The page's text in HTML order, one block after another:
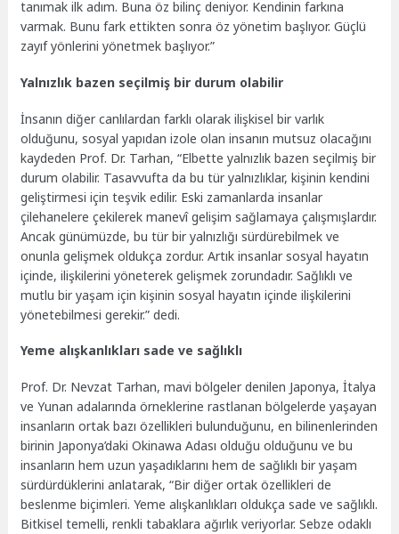
tanımak ilk adım. Buna öz bilinç deniyor. Kendinin farkına
varmak. Bunu fark ettikten sonra öz yönetim başlıyor. Güçlü
zayıf yönlerini yönetmek başlıyor.”
Yalnızlık bazen seçilmiş bir durum olabilir
İnsanın diğer canlılardan farklı olarak ilişkisel bir varlık
olduğunu, sosyal yapıdan izole olan insanın mutsuz olacağını
kaydeden Prof. Dr. Tarhan, “Elbette yalnızlık bazen seçilmiş bir
durum olabilir. Tasavvufta da bu tür yalnızlıklar, kişinin kendini
geliştirmesi için teşvik edilir. Eski zamanlarda insanlar
çilehanelere çekilerek manevî gelişim sağlamaya çalışmışlardır.
Ancak günümüzde, bu tür bir yalnızlığı sürdürebilmek ve
onunla gelişmek oldukça zordur. Artık insanlar sosyal hayatın
içinde, ilişkilerini yöneterek gelişmek zorundadır. Sağlıklı ve
mutlu bir yaşam için kişinin sosyal hayatın içinde ilişkilerini
yönetebilmesi gerekir.” dedi.
Yeme alışkanlıkları sade ve sağlıklı
Prof. Dr. Nevzat Tarhan, mavi bölgeler denilen Japonya, İtalya
ve Yunan adalarında örneklerine rastlanan bölgelerde yaşayan
insanların ortak bazı özellikleri bulunduğunu, en bilinenlerinden
birinin Japonya’daki Okinawa Adası olduğu olduğunu ve bu
insanların hem uzun yaşadıklarını hem de sağlıklı bir yaşam
sürdürdüklerini anlatarak, “Bir diğer ortak özellikleri de
beslenme biçimleri. Yeme alışkanlıkları oldukça sade ve sağlıklı.
Bitkisel temelli, renkli tabaklara ağırlık veriyorlar. Sebze odaklı